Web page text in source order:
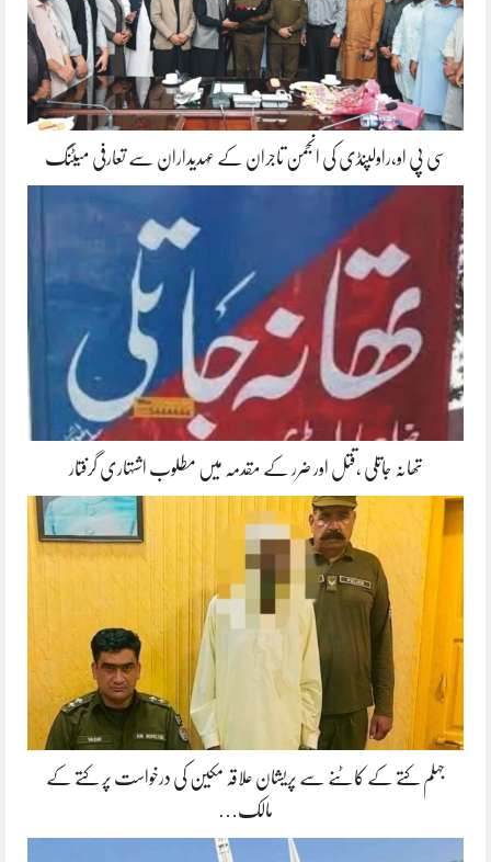
سی پی او،راولپنڈی کی انجمن تاجران کے عہدیداران سے تعارفی میٹنگ
تھانہ جاتلی ،قتل اور ضرر کے مقدمہ میں مطلوب اشتہاری گرفتار
جہلم کتے کے کاٹنے سے پریشان علاقہ مکین کی درخواست پر کتے کے
مالک…